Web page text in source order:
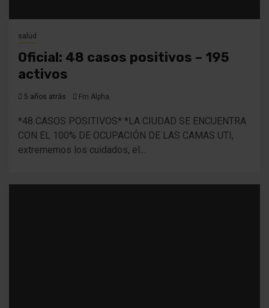
salud
Oficial: 48 casos positivos – 195
activos
5 años atrás Fm Alpha
*48 CASOS POSITIVOS* *LA CIUDAD SE ENCUENTRA
CON EL 100% DE OCUPACIÓN DE LAS CAMAS UTI,
extrememos los cuidados, el...